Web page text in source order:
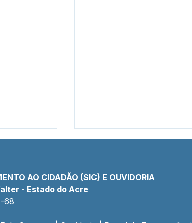
AO CIDADÃO (SIC) E OUVIDORIA
- Estado do Acre
68